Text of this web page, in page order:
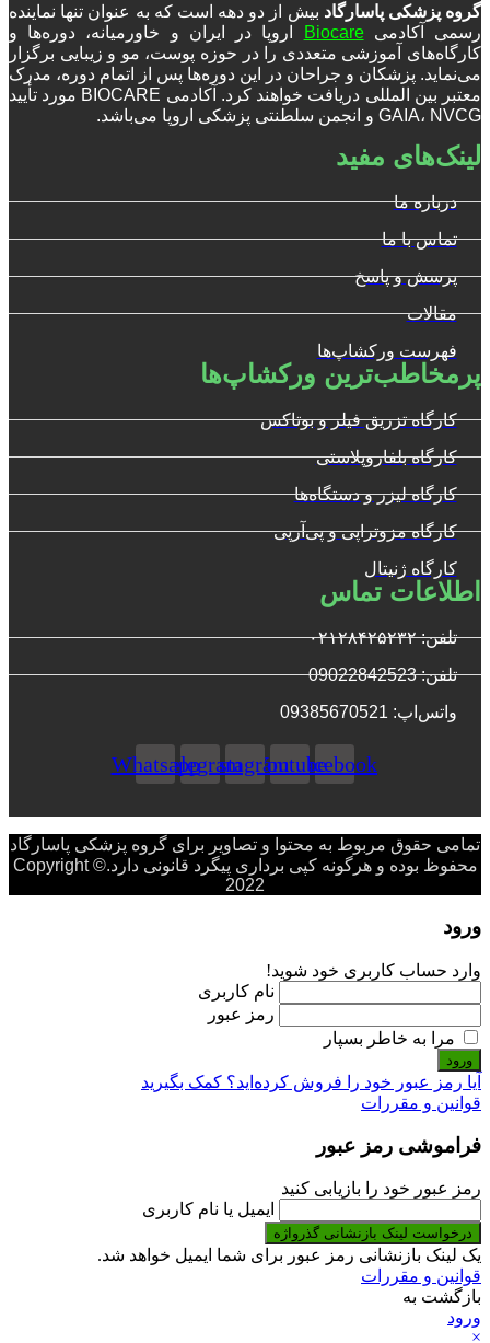
گروه پزشکی پاسارگاد بیش از دو دهه است که به عنوان تنها نماینده
رسمی آکادمیBiocare
اروپا در ایران و خاورمیانه، دوره‌ها و
کارگاه‌های آموزشی متعددی را در حوزه پوست، مو و زیبایی برگزار
می‌نماید. پزشکان و جراحان در این دوره‌ها پس از اتمام دوره، مدرک
معتبر بین المللی دریافت خواهند کرد. آکادمی BIOCARE مورد تأیید
GAIA، NVCG و انجمن سلطنتی پزشکی اروپا می‌باشد.
لینک‌های مفید
درباره ما
تماس با ما
پرسش و پاسخ
مقالات
فهرست ورکشاپ‌ها
پرمخاطب‌ترین ورکشاپ‌ها
کارگاه تزریق فیلر و بوتاکس
کارگاه بلفاروپلاستی
کارگاه لیزر و دستگاه‌ها
کارگاه مزوتراپی و پی‌آرپی
کارگاه ژنیتال
اطلاعات تماس
تلفن: ۰۲۱۲۸۴۲۵۲۳۲
تلفن: 09022842523
واتس‌‌اپ: 09385670521
Facebook
Youtube
Instagram
Telegram
Whatsapp
تمامی حقوق مربوط به محتوا و تصاویر برای گروه پزشکی پاسارگاد
محفوظ بوده و هرگونه کپی برداری پیگرد قانونی دارد.Copyright ©
2022
ورود
وارد حساب کاربری خود شوید!
نام کاربری
رمز عبور
مرا به خاطر بسپار
ورود
آیا رمز عبور خود را فروش کرده‌اید؟ کمک بگیرید
قوانین و مقررات
فراموشی رمز عبور
رمز عبور خود را بازیابی کنید
ایمیل یا نام کاربری
درخواست لینک بازنشانی گذرواژه
یک لینک بازنشانی رمز عبور برای شما ایمیل خواهد شد.
قوانین و مقررات
بازگشت به
ورود
×